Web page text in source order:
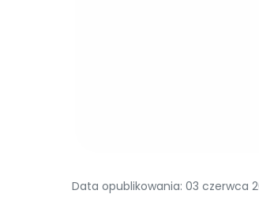
Data opublikowania: 03 czerwca